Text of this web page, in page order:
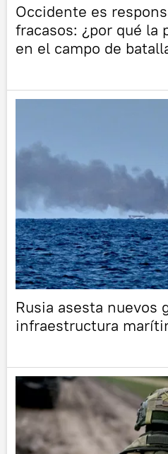
Occidente es
fracasos: ¿por qué la
en el campo de
Rusia asesta nuevos
infraestructura